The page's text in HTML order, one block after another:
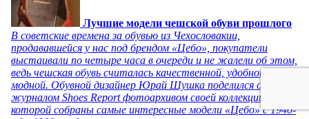
Лучшие модели чешской обуви прошлого
В советские времена за обувью из Чехословакии,
продававшейся у нас под брендом «Цебо», покупатели
выстаивали по четыре часа в очереди и не жалели об этом,
ведь чешская обувь считалась качественной, удобной и
модной. Обувной дизайнер Юрай Шушка поделился с
журналом Shoes Report фотоархивом своей коллекции, в
которой собраны самые интересные модели «Цебо» с 1940-